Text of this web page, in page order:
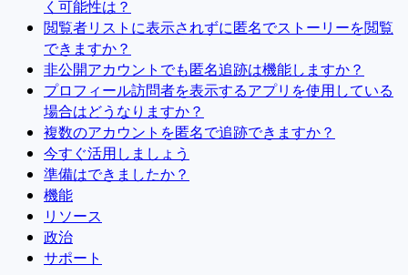
く可能性は？
閲覧者リストに表示されずに匿名でストーリーを閲覧
できますか？
非公開アカウントでも匿名追跡は機能しますか？
プロフィール訪問者を表示するアプリを使用している
場合はどうなりますか？
複数のアカウントを匿名で追跡できますか？
今すぐ活用しましょう
準備はできましたか？
機能
リソース
政治
サポート